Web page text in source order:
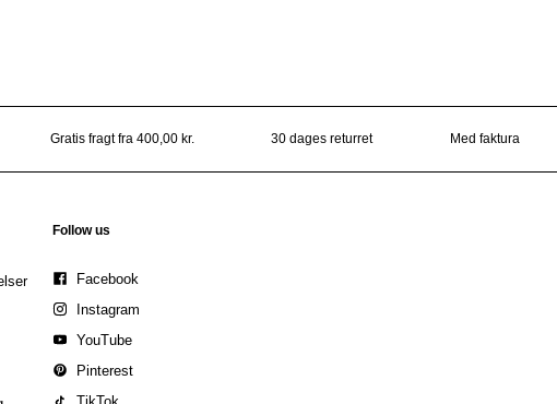
Gratis fragt fra 400,00 kr. 30 dages returret Med faktura
Follow us
Facebook
Instagram
YouTube
Pinterest